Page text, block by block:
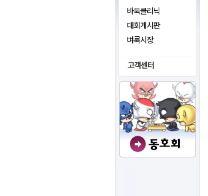
바둑클리닉
대회게시판
벼룩시장